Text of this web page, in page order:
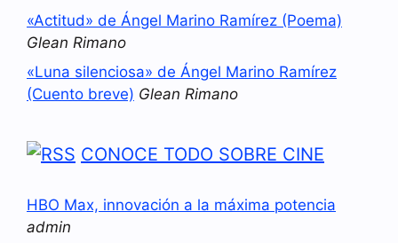
«Actitud» de Ángel Marino Ramírez (Poema)
Glean Rimano
«Luna silenciosa» de Ángel Marino Ramírez
(Cuento breve) Glean Rimano
CONOCE TODO SOBRE CINE
HBO Max, innovación a la máxima potencia
admin